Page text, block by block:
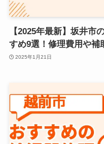
【2025年最新】坂井市
すめ9選！修理費用や補
2025年1月21日